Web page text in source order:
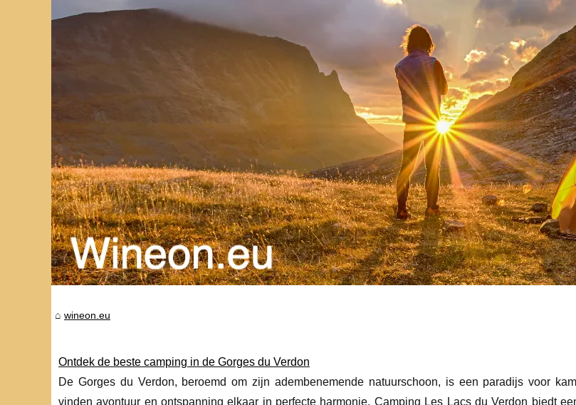
wineon.eu
Ontdek de beste camping in de Gorges du Verdon
De Gorges du Verdon, beroemd om zijn adembenemende natuurschoon, is een paradijs voor
vinden avontuur en ontspanning elkaar in perfecte harmonie. Camping Les Lacs du Verdon biedt